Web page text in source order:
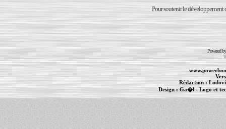
Pour soutenir le développement
Powered
Rédaction :
Design :Ga�l- Logo et
PowerBook